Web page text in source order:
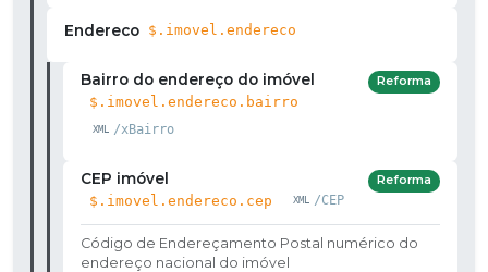
Endereco $.imovel.endereco
Bairro do endereço do imóvel
$.imovel.endereco.bairro
/xBairro
Reforma
CEP imóvel
$.imovel.endereco.cep /CEP
Reforma
Código de Endereçamento Postal numérico do
endereço nacional do imóvel